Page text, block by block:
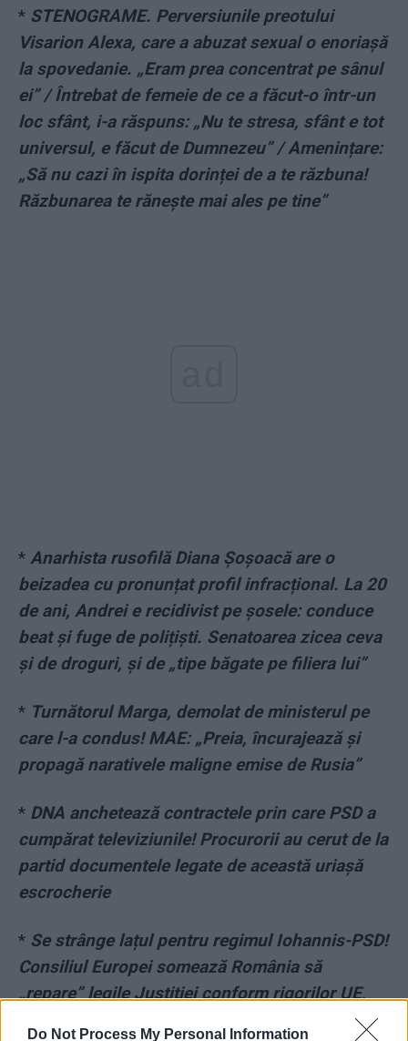
Do Not Process My Personal Information
* STENOGRAME. Perversiunile preotului
Visarion Alexa, care a abuzat sexual o enoriașă
la spovedanie. „Eram prea concentrat pe sânul
ei” / Întrebat de femeie de ce a făcut-o într-un
loc sfânt, i-a răspuns: „Nu te stresa, sfânt e tot
universul, e făcut de Dumnezeu” / Amenințare:
„Să nu cazi în ispita dorinței de a te răzbuna!
Răzbunarea te rănește mai ales pe tine”
* Anarhista rusofilă Diana Șoșoacă are o
beizadea cu pronunțat profil infracțional. La 20
de ani, Andrei e recidivist pe șosele: conduce
beat și fuge de polițiști. Senatoarea zicea ceva
și de droguri, și de „tipe băgate pe filiera lui”
* Turnătorul Marga, demolat de ministerul pe
care l-a condus! MAE: „Preia, încurajează și
propagă narativele maligne emise de Rusia”
* DNA anchetează contractele prin care PSD a
cumpărat televiziunile! Procurorii au cerut de la
partid documentele legate de această uriașă
escrocherie
* Se strânge lațul pentru regimul Iohannis-PSD!
Consiliul Europei somează România să
„repare” legile Justiției conform rigorilor UE,